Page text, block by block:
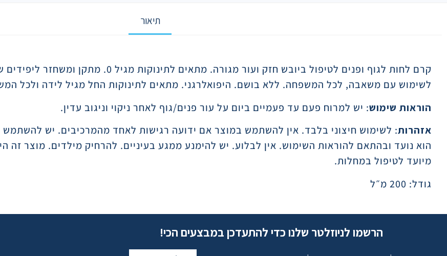
תיאור
קרם לחות לגוף ופנים לטיפול ביובש חזק ועור מגורה. מתאים
לשימוש עם משאבה, לכל המשפחה. ללא בושם. היפואלרגני. מתאים לתינוקות החל מגיל לידה ולכל
הוראות שימוש: יש למרוח פעם עד פעמיים ביום על עור פנים/גוף לאחר ניקוי וניגוב עדין.
אזהרות: לשימוש חיצוני בלבד. אין להשתמש במוצר אם ידועה רגישות לאחד מהמרכיבים. יש
הוא נועד ובהתאם להוראות השימוש. אין לבלוע. יש להימנע ממגע בעיניים. להרחיק מילדים. מוצר זה
מיועד לטיפול במחלות.
גודל: 200 מ״ל
הרשמו לניוזלטר שלנו כדי להתעדכן במבצעים הכי!